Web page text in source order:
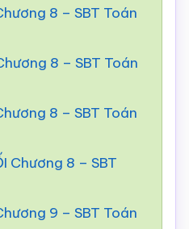
8 – SBT Toán
8 – SBT Toán
8 – SBT Toán
Chương 8 – SBT
9 – SBT Toán